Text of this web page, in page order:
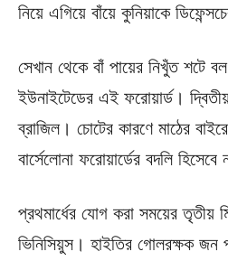
নিয়ে এগিয়ে বাঁয়ে কুনিয়াকে
সেখান থেকে বাঁ পায়ের নিখুঁত শটে বল
ইউনাইটেডের এই ফরোয়ার্ড।
ব্রাজিল। চোটের কারণে মাঠের
বার্সেলোনা ফরোয়ার্ডের বদলি হিসেবে
প্রথমার্ধের যোগ করা সময়ের তৃতীয়
ভিনিসিয়ুস। হাইতির গোলরক্ষক জন